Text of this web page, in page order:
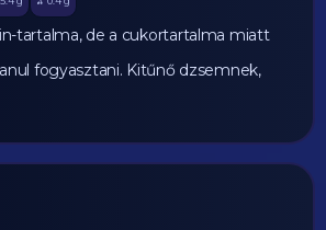
tartalma, de a cukortartalma miatt
fogyasztani. Kitűnő dzsemnek,